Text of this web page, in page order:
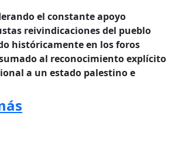
el constante apoyo
reivindicaciones del pueblo
históricamente en los foros
al reconocimiento explícito
a un estado palestino e
al 4 de junio de 1967 con
como su capital, es que venimos a